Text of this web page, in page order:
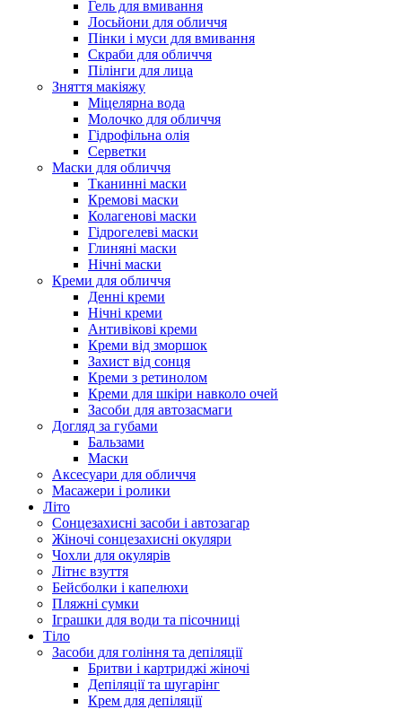
Гель для вмивання
Лосьйони для обличчя
Пінки і муси для вмивання
Скраби для обличчя
Пілінги для лица
Зняття макіяжу
Міцелярна вода
Молочко для обличчя
Гідрофільна олія
Серветки
Маски для обличчя
Тканинні маски
Кремові маски
Колагенові маски
Гідрогелеві маски
Глиняні маски
Нічні маски
Креми для обличчя
Денні креми
Нічні креми
Антивікові креми
Креми від зморшок
Захист від сонця
Креми з ретинолом
Креми для шкіри навколо очей
Засоби для автозасмаги
Догляд за губами
Бальзами
Маски
Аксесуари для обличчя
Масажери і ролики
Літо
Сонцезахисні засоби і автозагар
Жіночі сонцезахисні окуляри
Чохли для окулярів
Літнє взуття
Бейсболки і капелюхи
Пляжні сумки
Іграшки для води та пісочниці
Тіло
Засоби для гоління та депіляції
Бритви і картриджі жіночі
Депіляції та шугарінг
Крем для депіляції